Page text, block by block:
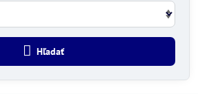
Hľadať